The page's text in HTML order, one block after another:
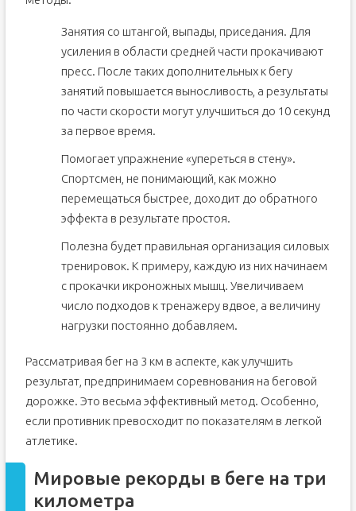
Занятия со штангой, выпады, приседания. Для
усиления в области средней части прокачивают
пресс. После таких дополнительных к бегу
занятий повышается выносливость, а результаты
по части скорости могут улучшиться до 10 секунд
за первое время.
Помогает упражнение «упереться в стену».
Спортсмен, не понимающий, как можно
перемещаться быстрее, доходит до обратного
эффекта в результате простоя.
Полезна будет правильная организация силовых
тренировок. К примеру, каждую из них начинаем
с прокачки икроножных мышц. Увеличиваем
число подходов к тренажеру вдвое, а величину
нагрузки постоянно добавляем.
Рассматривая бег на 3 км в аспекте, как улучшить
результат, предпринимаем соревнования на беговой
дорожке. Это весьма эффективный метод. Особенно,
если противник превосходит по показателям в легкой
атлетике.
Мировые рекорды в беге на три
километра